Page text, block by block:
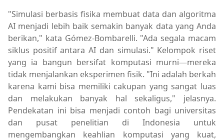
"Simulasi berbasis fisika membuat data dan algoritma
AI menjadi lebih baik semakin banyak data yang Anda
berikan," kata Gómez-Bombarelli. "Ada segala macam
siklus positif antara AI dan simulasi." Kelompok riset
yang ia bangun bersifat komputasi murni—mereka
tidak menjalankan eksperimen fisik. "Ini adalah berkah
karena kami bisa memiliki cakupan yang sangat luas
dan melakukan banyak hal sekaligus," jelasnya.
Pendekatan ini bisa menjadi contoh bagi universitas
dan pusat penelitian di Indonesia untuk
mengembangkan keahlian komputasi yang kuat,